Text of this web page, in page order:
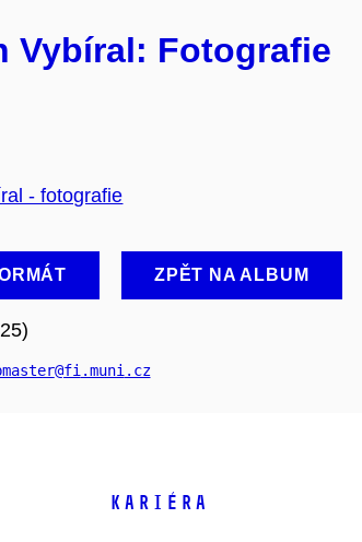
Vybíral: Fotografie
ZPĚT NA ALBUM
@fi .muni .cz
KARIÉRA